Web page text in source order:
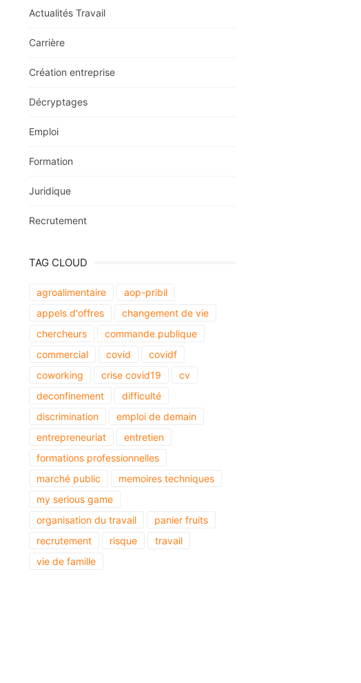
Actualités Travail
Carrière
Création entreprise
Décryptages
Emploi
Formation
Juridique
Recrutement
TAG CLOUD
agroalimentaire
aop-pribil
appels d'offres
changement de vie
chercheurs
commande publique
commercial
covid
covidf
coworking
crise covid19
cv
deconfinement
difficulté
discrimination
emploi de demain
entrepreneuriat
entretien
formations professionnelles
marché public
memoires techniques
my serious game
organisation du travail
panier fruits
recrutement
risque
travail
vie de famille